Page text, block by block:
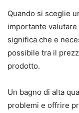
Quando si sceglie
importante
significa che e
possibile tra il
prodotto.
Un bagno di alta
problemi e offrire